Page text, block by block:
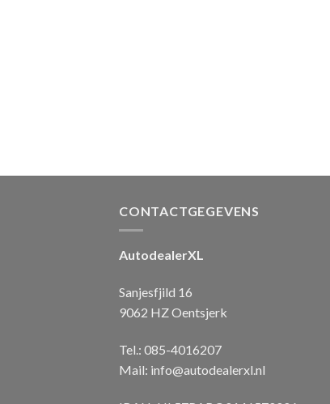
CONTACTGEGEVENS
AutodealerXL
Sanjesfjild 16
9062 HZ Oentsjerk
Tel.: 085-4016207
Mail: info@autodealerxl.nl